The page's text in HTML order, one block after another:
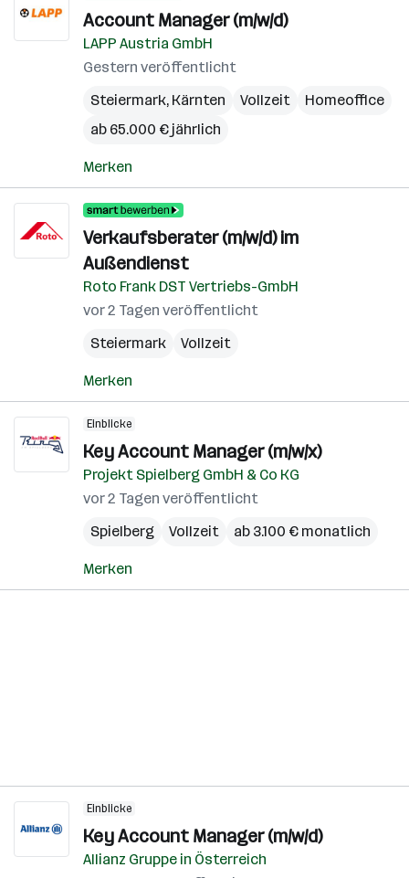
Account Manager (m/w/d)
LAPP Austria GmbH
Gestern veröffentlicht
Steiermark, Kärnten Vollzeit
Homeoffice
ab 65.000 € jährlich
Merken
Verkaufsberater (m/w/d) im
Außendienst
Roto Frank DST Vertriebs-GmbH
vor 2 Tagen veröffentlicht
Steiermark
Vollzeit
Merken
Einblicke
Key Account Manager (m/w/x)
Projekt Spielberg GmbH & Co KG
vor 2 Tagen veröffentlicht
Spielberg
Vollzeit ab 3.100 € monatlich
Merken
Einblicke
Key Account Manager (m/w/d)
Allianz Gruppe in Österreich